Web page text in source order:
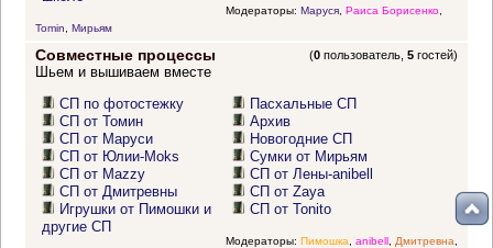
Модераторы: Маруся, Раиса Борисенко,
Tomin
Мирьям
Совместные процессы (0 пользователь,5 гостей)
Шьем и вышиваем вместе
СП по фотостежку
СП от Томин
СП от Маруси
СП от Юлии-Moks
СП от Mazzy
СП от Дмитревны
Игрушки от Пимошки и
другие СП
Пасхальные СП
Архив
Новогодние СП
Сумки от Мирьям
СП от Лены-anibell
СП от Zaya
СП от Tonito
Модераторы: Пимошка anibell, Дмитревна